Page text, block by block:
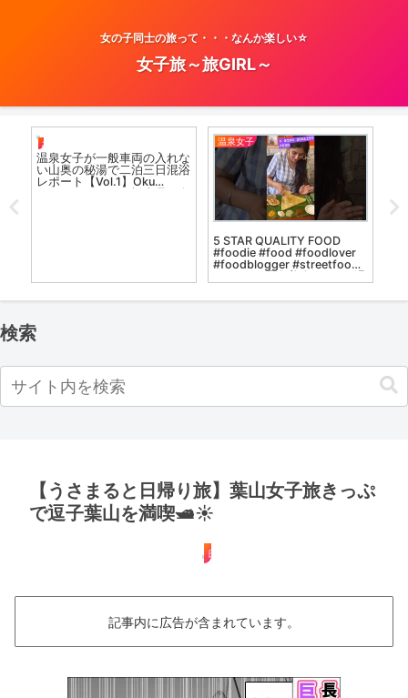
女の子同士の旅って・・・なんか楽しい☆
女子旅～旅GIRL～
お風呂女子こての
温泉女子が一般車両の入れな
い山奥の秘湯で二泊三日混浴
レポート【Vol.1】Oku
温泉女子
5 STAR QUALITY FOOD
#foodie #food #foodlover
#foodblogger #streetfood
検索
【うさまると日帰り旅】葉山女子旅きっぷ
で逗子葉山を満喫🛥️☀️
日帰り
記事内に広告が含まれています。